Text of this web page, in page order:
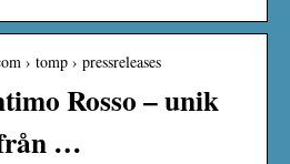
› tomp › pressreleases
Rosso – unik
…